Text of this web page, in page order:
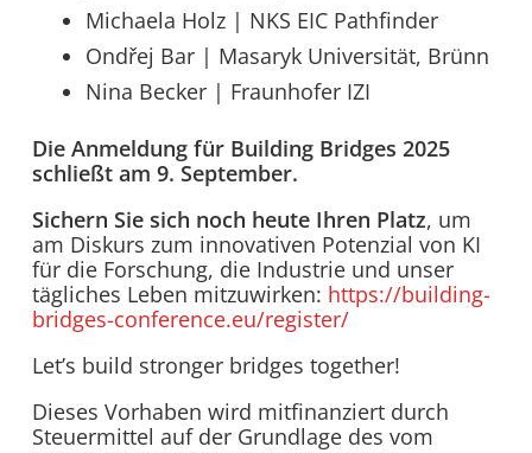
Michaela Holz | NKS EIC Pathfinder
Ondřej Bar | Masaryk Universität, Brünn
Nina Becker | Fraunhofer IZI
Die Anmeldung für Building Bridges 2025
schließt am 9. September.
Sichern Sie sich noch heute Ihren Platz, um
am Diskurs zum innovativen Potenzial von KI
für die Forschung, die Industrie und unser
tägliches Leben mitzuwirken: https://building-
bridges-conference.eu/register/
Let’s build stronger bridges together!
Dieses Vorhaben wird mitfinanziert durch
Steuermittel auf der Grundlage des vom